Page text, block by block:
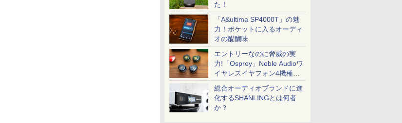
た！
「A&ultima SP4000T」の魅
力！ポケットに入るオーディ
オの醍醐味
エントリーなのに脅威の実
力!「Osprey」Noble Audioワ
イヤレスイヤフォン4機種を
一気に聴く
総合オーディオブランドに進
化するSHANLINGとは何者
か？